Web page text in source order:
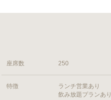
座席数 250
特徴
ランチ営業あり
飲み放題プランあり